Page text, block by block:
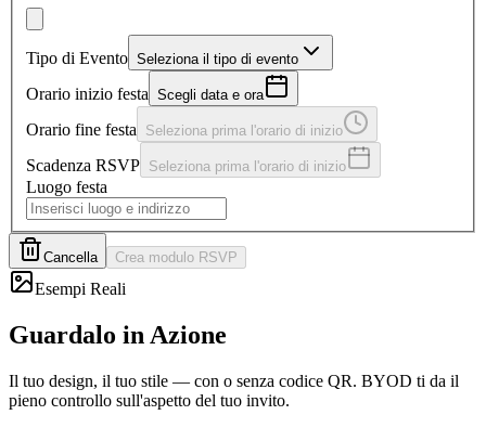
Tipo di Evento Seleziona il tipo di evento
Orario inizio festa Scegli data e ora
Orario fine festa Seleziona prima l'orario di inizio
Scadenza RSVP Seleziona prima l'orario di inizio
Luogo festa
Cancella Crea modulo RSVP
Esempi Reali
Guardalo in Azione
Il tuo design, il tuo stile — con o senza codice QR. BYOD ti da il
pieno controllo sull'aspetto del tuo invito.